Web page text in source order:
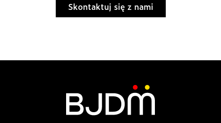
Skontaktuj się z nami